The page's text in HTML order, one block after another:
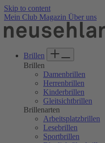
Skip to content
Mein Club Magazin Über uns
Brillen
Brillen
Damenbrillen
Herrenbrillen
Kinderbrillen
Gleitsichtbrillen
Brillenarten
Arbeitsplatzbrillen
Lesebrillen
Sportbrillen